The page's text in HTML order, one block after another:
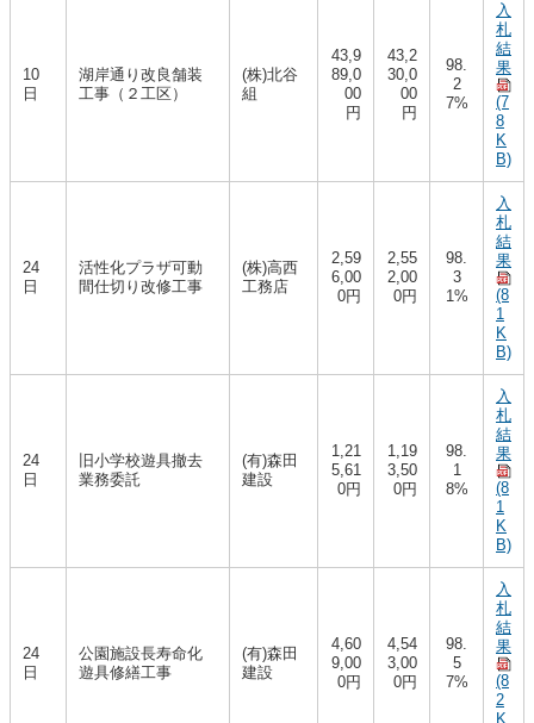
10
日
湖岸通り改良舗装
工事（２工区）
(株)北谷
組
43,9
89,0
00
円
43,2
30,0
00
円
98.
2
7%
入
札
結
果
(7
8
K
B)
24
日
活性化プラザ可動
間仕切り改修工事
(株)高西
工務店
2,59
6,00
0円
2,55
2,00
0円
98.
3
1%
入
札
結
果
(8
1
K
B)
24
日
旧小学校遊具撤去
業務委託
(有)森田
建設
1,21
5,61
0円
1,19
3,50
0円
98.
1
8%
入
札
結
果
(8
1
K
B)
24
日
公園施設長寿命化
遊具修繕工事
(有)森田
建設
4,60
9,00
0円
4,54
3,00
0円
98.
5
7%
入
札
結
果
(8
2
K